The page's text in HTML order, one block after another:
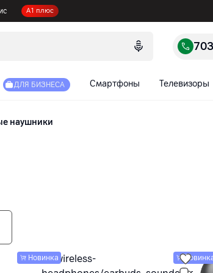
А1 плюс
ДЛЯ БИЗНЕСА Смартфоны Телевизоры
наушники
Новинка